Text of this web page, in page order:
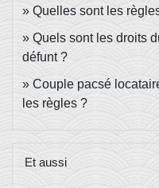
Quelles sont les
Quels sont les droits
défunt ?
Couple pacsé
les règles ?
Et aussi